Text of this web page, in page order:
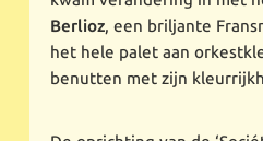
Berlioz, een briljante
het hele palet aan
benutten met zijn